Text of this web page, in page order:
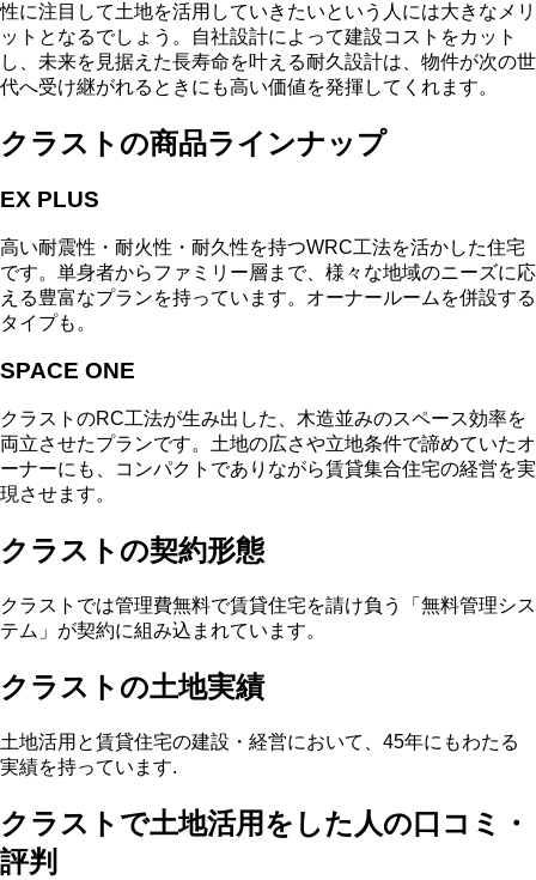
性に注目して土地を活用していきたいという人には大きなメリ
ットとなるでしょう。自社設計によって建設コストをカット
し、未来を見据えた長寿命を叶える耐久設計は、物件が次の世
代へ受け継がれるときにも高い価値を発揮してくれます。
クラストの商品ラインナップ
EX PLUS
高い耐震性・耐火性・耐久性を持つWRC工法を活かした住宅
です。単身者からファミリー層まで、様々な地域のニーズに応
える豊富なプランを持っています。オーナールームを併設する
タイプも。
SPACE ONE
クラストのRC工法が生み出した、木造並みのスペース効率を
両立させたプランです。土地の広さや立地条件で諦めていたオ
ーナーにも、コンパクトでありながら賃貸集合住宅の経営を実
現させます。
クラストの契約形態
クラストでは管理費無料で賃貸住宅を請け負う「無料管理シス
テム」が契約に組み込まれています。
クラストの土地実績
土地活用と賃貸住宅の建設・経営において、45年にもわたる
実績を持っています.
クラストで土地活用をした人の口コミ・
評判